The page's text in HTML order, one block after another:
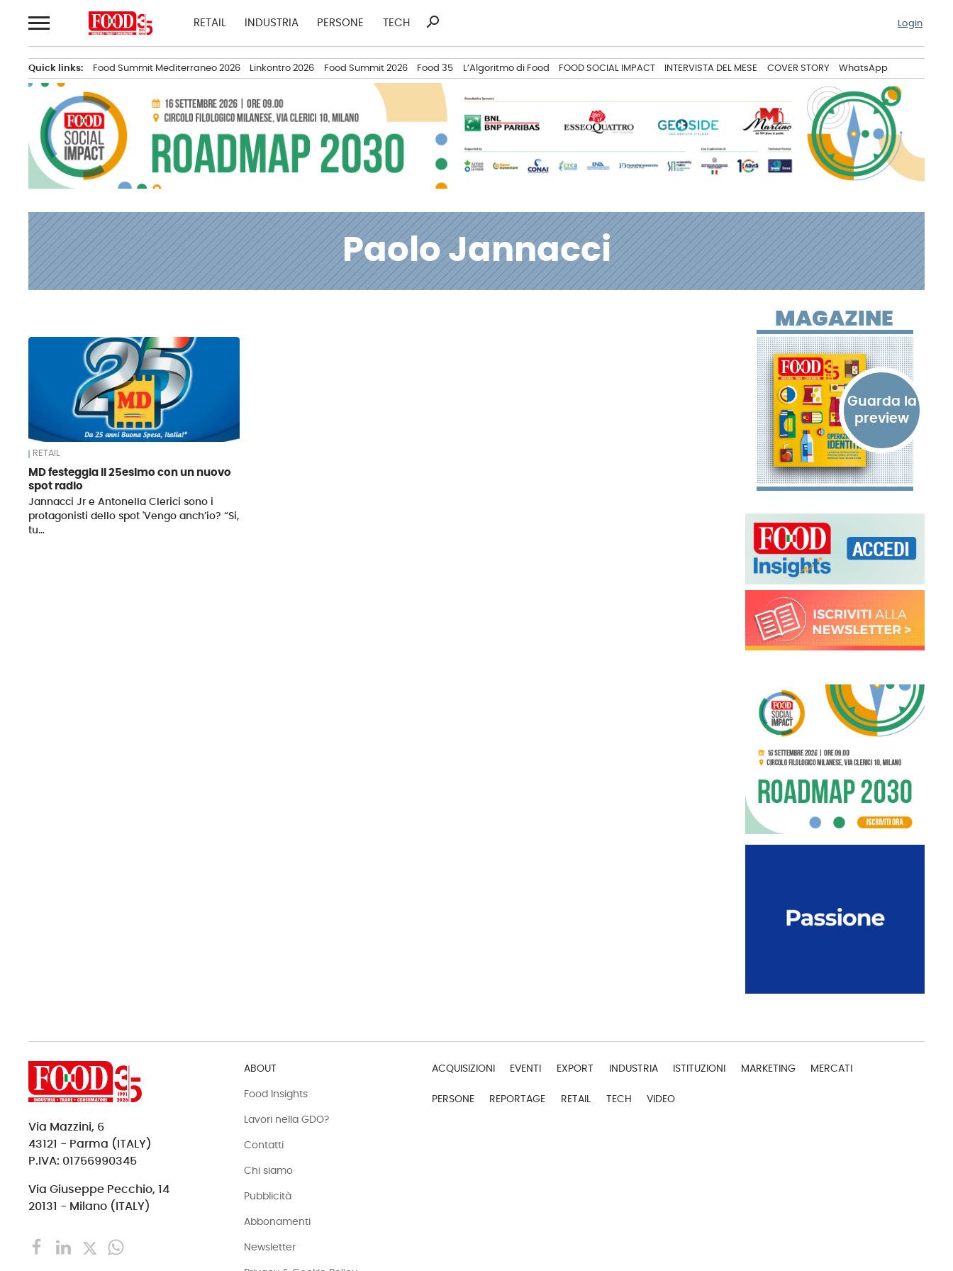
al
RETAIL INDUSTRIA PERSONE TECH
Ricerca
search Login
Quick links: Food Summit Mediterraneo 2026 Linkontro 2026 Food Summit 2026 Food 35 L’Algoritmo di Food FOOD SOCIAL IMPACT INTERVISTA DEL MESE COVER STORY WhatsApp
Paolo Jannacci
News
RETAIL
MD festeggia il 25esimo con un nuovo
spot radio
Jannacci Jr e Antonella Clerici sono i
protagonisti dello spot 'Vengo anch’io? “Si,
tu…
MAGAZINE
Via Mazzini, 6
43121 - Parma (ITALY)
P.IVA: 01756990345
Via Giuseppe Pecchio, 14
20131 - Milano (ITALY)
ABOUT
Food Insights
Lavori nella GDO?
Contatti
Chi siamo
Pubblicità
Abbonamenti
Newsletter
ACQUISIZIONI EVENTI EXPORT INDUSTRIA ISTITUZIONI MARKETING MERCATI
PERSONE REPORTAGE RETAIL TECH VIDEO